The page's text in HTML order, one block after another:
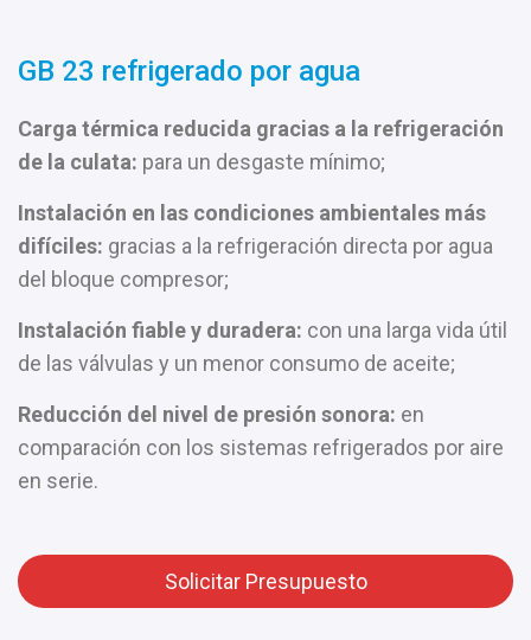
GB 23 refrigerado por agua
Carga térmica reducida gracias a la refrigeración
de la culata: para un desgaste mínimo;
Instalación en las condiciones ambientales más
difíciles: gracias a la refrigeración directa por agua
del bloque compresor;
Instalación fiable y duradera: con una larga vida útil
de las válvulas y un menor consumo de aceite;
Reducción del nivel de presión sonora: en
comparación con los sistemas refrigerados por aire
en serie.
Solicitar Presupuesto